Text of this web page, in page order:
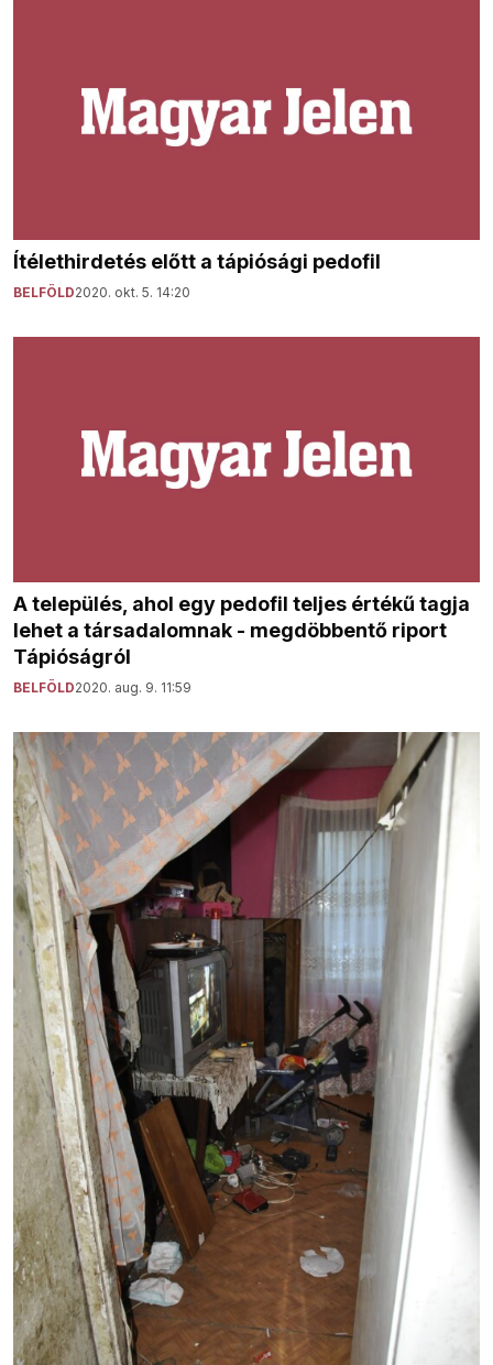
Ítélethirdetés előtt a tápiósági pedofil
BELFÖLD2020. okt. 5. 14:20
A település, ahol egy pedofil teljes értékű tagja
lehet a társadalomnak - megdöbbentő riport
Tápióságról
BELFÖLD2020. aug. 9. 11:59